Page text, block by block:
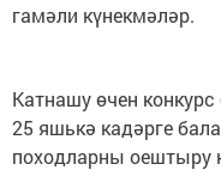
гамәли күнекмәләр.
Катнашу өчен
25 яшькә кадәрге
походларны оештыру